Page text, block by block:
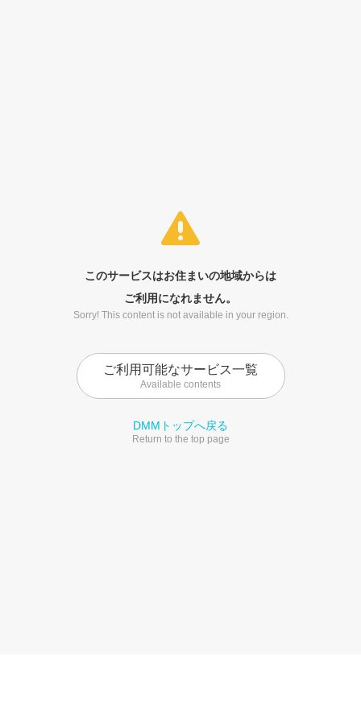
このサービスはお住まいの地域からは
ご利用になれません。
Sorry! This content is not available in your region.
ご利用可能なサービス一覧
Available contents
DMMトップへ戻る
Return to the top page